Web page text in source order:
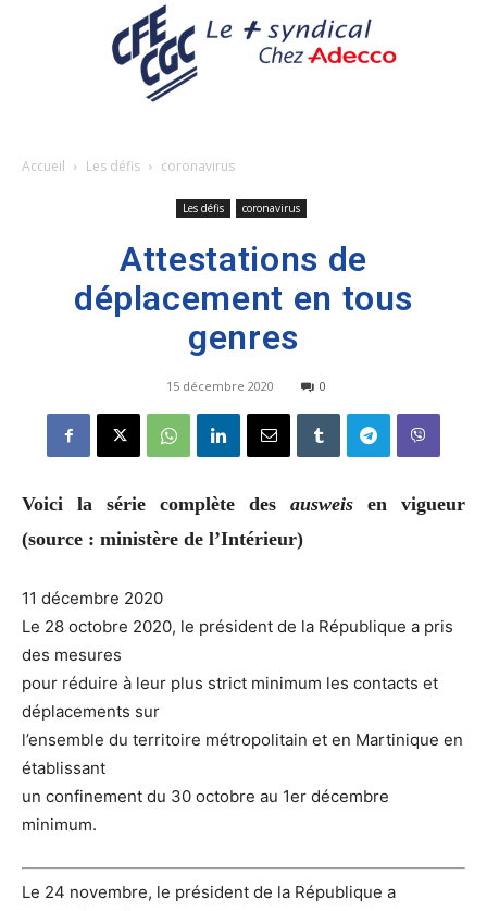
Accueil Les défis coronavirus
Les défis coronavirus
Attestations de
déplacement en tous
genres
15 décembre 2020 0
Voici la série complète des ausweis en vigueur
(source : ministère de l’Intérieur)
11 décembre 2020
Le 28 octobre 2020, le président de la République a pris
des mesures
pour réduire à leur plus strict minimum les contacts et
déplacements sur
l’ensemble du territoire métropolitain et en Martinique en
établissant
un confinement du 30 octobre au 1er décembre
minimum.
Le 24 novembre, le président de la République a